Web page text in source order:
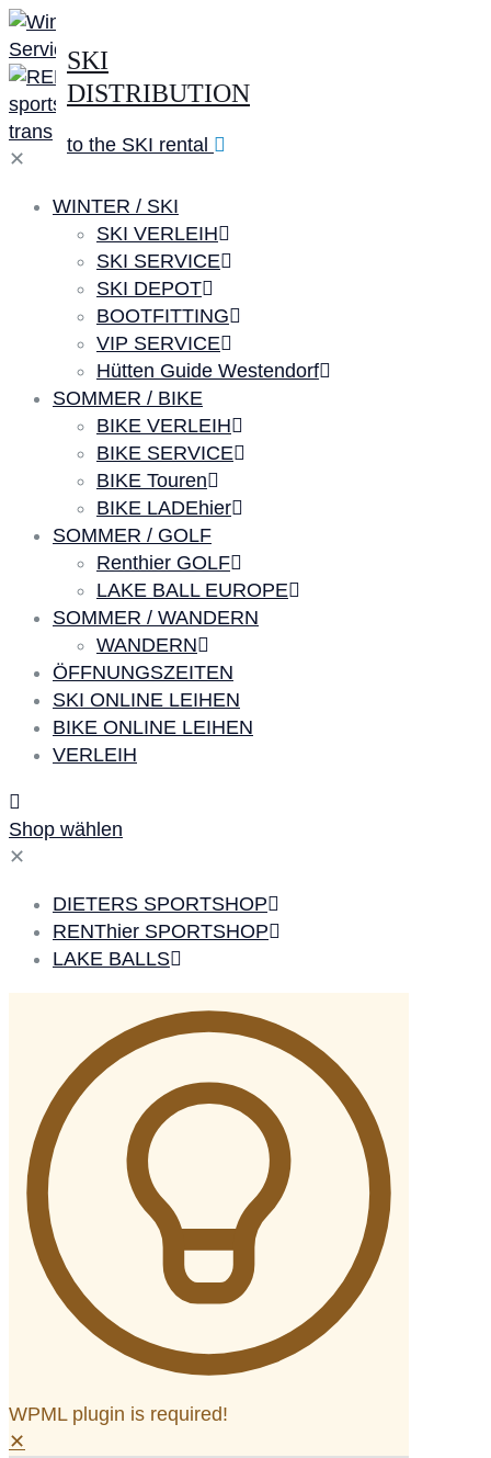
✕
WINTER / SKI
SKI VERLEIH
SKI SERVICE
SKI DEPOT
BOOTFITTING
VIP SERVICE
Hütten Guide Westendorf
SOMMER / BIKE
BIKE VERLEIH
BIKE SERVICE
BIKE Touren
BIKE LADEhier
SOMMER / GOLF
Renthier GOLF
LAKE BALL EUROPE
SOMMER / WANDERN
WANDERN
ÖFFNUNGSZEITEN
SKI ONLINE LEIHEN
BIKE ONLINE LEIHEN
VERLEIH
Shop wählen
✕
DIETERS SPORTSHOP
RENThier SPORTSHOP
LAKE BALLS
WPML plugin is required!
✕
SKI
DISTRIBUTION
to the SKI rental